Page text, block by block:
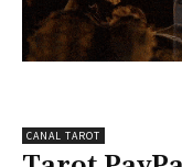
CANAL TAROT